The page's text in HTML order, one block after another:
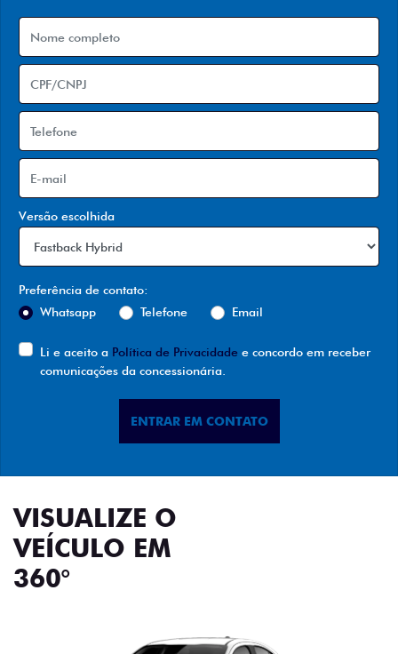
Versão escolhida
Preferência de contato:
Whatsapp
Telefone Email
Li e aceito a Política de Privacidade e concordo em receber
comunicações da concessionária.
ENTRAR EM CONTATO
VISUALIZE O
VEÍCULO EM
360°